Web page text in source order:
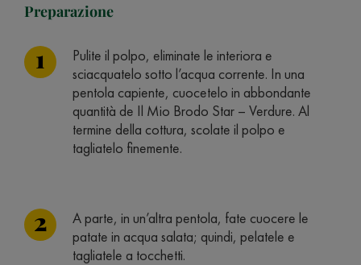
Preparazione
Pulite il polpo, eliminate le interiora e
sciacquatelo sotto l’acqua corrente. In una
pentola capiente, cuocetelo in abbondante
quantità de Il Mio Brodo Star – Verdure. Al
termine della cottura, scolate il polpo e
tagliatelo finemente.
A parte, in un’altra pentola, fate cuocere le
patate in acqua salata; quindi, pelatele e
tagliatele a tocchetti.